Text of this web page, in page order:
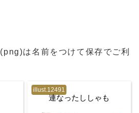
(png)は名前をつけて保存でご利
illust.12491
連なったししゃも